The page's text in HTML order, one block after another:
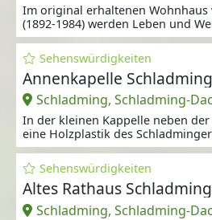
Im original erhaltenen Wohnhaus
(1892-1984) werden Leben und
Sehenswürdigkeiten
Annenkapelle Schladming
Schladming, Schladming-
In der kleinen Kappelle neben
eine Holzplastik des Schladminger
Sehenswürdigkeiten
Altes Rathaus Schladming
Schladming, Schladming-